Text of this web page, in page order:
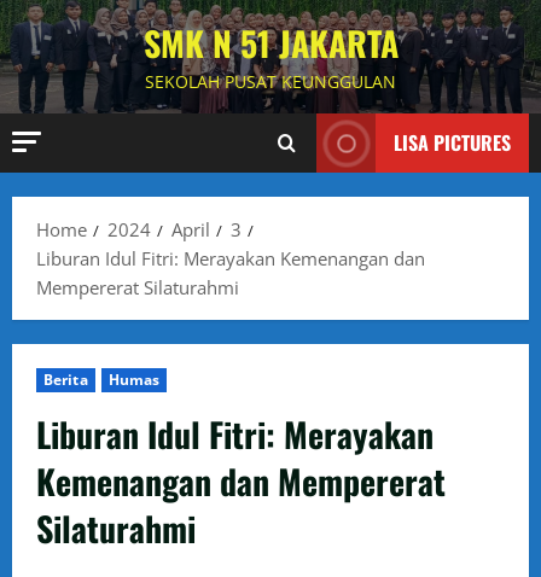
Skip
to
content
SMK N 51 JAKARTA
SEKOLAH PUSAT KEUNGGULAN
LISA PICTURES
Home 2024 April
3
Liburan Idul Fitri: Merayakan Kemenangan dan
Mempererat Silaturahmi
Berita Humas
Liburan Idul Fitri: Merayakan
Kemenangan dan Mempererat
Silaturahmi